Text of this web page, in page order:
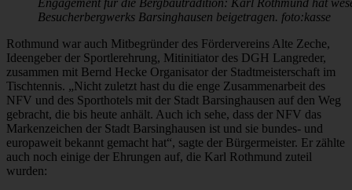
Engagement für die Bergbautradition: Karl Rothmund hat
Besucherbergwerks Barsinghausen beigetragen. foto:kasse
Rothmund war auch Mitbegründer des Fördervereins Alte Zeche,
Ideengeber der Sportlerehrung, Mitinitiator des DGH Langreder,
zusammen mit Bernd Hecke Organisator der Stadtmeisterschaft im
Tischtennis. „Nicht zuletzt hast du die enge Zusammenarbeit des
NFV und des Sporthotels mit der Stadt Barsinghausen auf den Weg
gebracht, die bis heute anhält. Auch ich sehe, dass der NFV das
Markenzeichen der Stadt Barsinghausen ist und sie bundes- und
europaweit bekannt gemacht hat“, sagte der Bürgermeister. Er zählte
auch noch einige der Ehrungen auf, die Karl Rothmund zuteil
wurden: